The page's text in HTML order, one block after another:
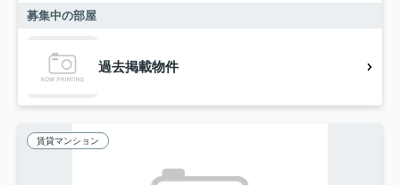
募集中の部屋
過去掲載物件
賃貸マンション